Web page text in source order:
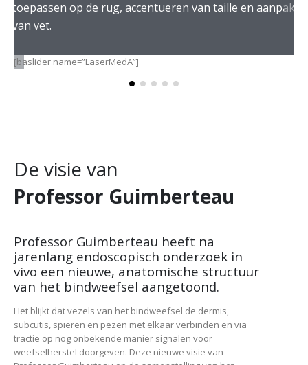
toepassen op de rug, accentueren van taille en aanpak
van vet.
[baslider name=”LaserMedA”]
De visie van
Professor Guimberteau
Professor Guimberteau heeft na
jarenlang endoscopisch onderzoek in
vivo een nieuwe, anatomische structuur
van het bindweefsel aangetoond.
Het blijkt dat vezels van het bindweefsel de dermis,
subcutis, spieren en pezen met elkaar verbinden en via
tractie op nog onbekende manier signalen voor
weefselherstel doorgeven. Deze nieuwe visie van